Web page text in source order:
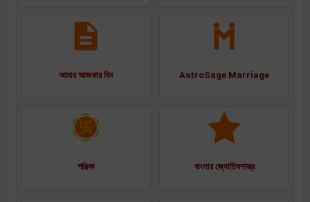
আমার আজকার দিন AstroSage Marriage
পঞ্জিকা বাংলার জ্যোতিষশাস্ত্র